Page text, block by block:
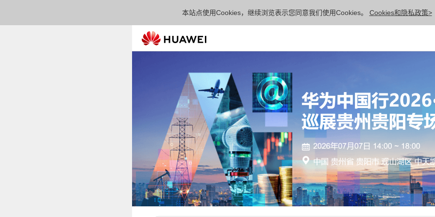
本站点使用Cookies，继续浏览表示您同意我们使用Cookies。 Cookies和隐私政策>